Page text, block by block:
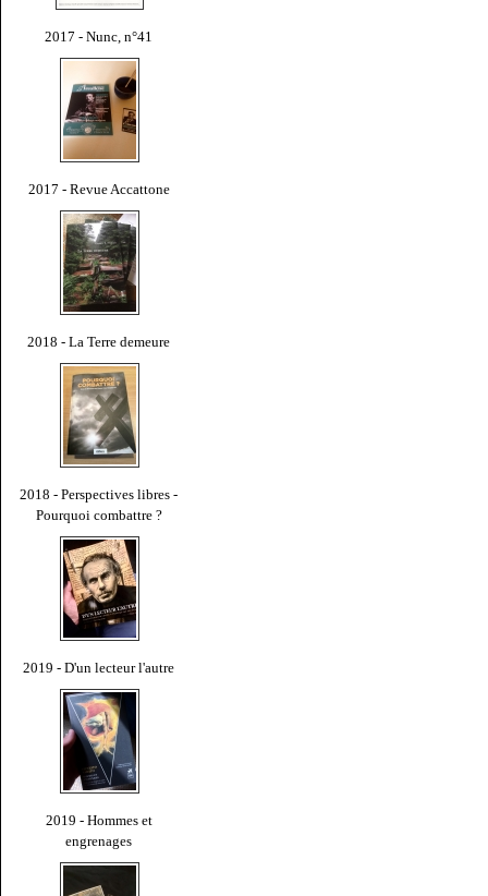
2017 - Nunc, n°41
2017 - Revue Accattone
2018 - La Terre demeure
2018 - Perspectives libres -
Pourquoi combattre ?
2019 - D'un lecteur l'autre
2019 - Hommes et
engrenages